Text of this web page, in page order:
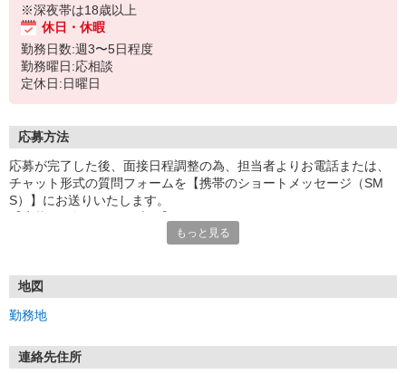
※深夜帯は18歳以上
休日・休暇
勤務日数:週3〜5日程度
勤務曜日:応相談
定休日:日曜日
応募方法
応募が完了した後、面接日程調整の為、担当者よりお電話または、
チャット形式の質問フォームを【携帯のショートメッセージ（SM
S）】にお送りいたします。
1.応募…Webもしくはお電話より応募ください。
※実技試験はドライバーの職種のみとなります。
もっと見る
地図
勤務地
連絡先住所